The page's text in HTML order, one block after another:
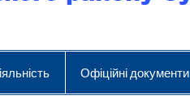
Офіційні документи